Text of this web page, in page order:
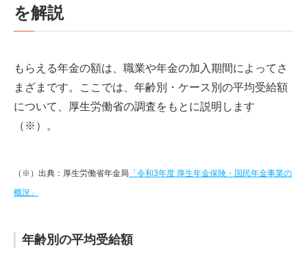
を解説
もらえる年金の額は、職業や年金の加入期間によってさ
まざまです。ここでは、年齢別・ケース別の平均受給額
について、厚生労働省の調査をもとに説明します
（※）。
（※）出典：厚生労働省年金局 「令和3年度 厚生年金保険・国民年金事業の
概況」
年齢別の平均受給額